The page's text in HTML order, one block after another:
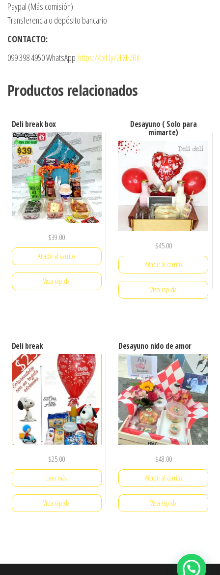
Paypal (Más comisión)
Transferencia o depósito bancario
CONTACTO:
099 398 4950 WhatsApp https://bit.ly/2FXHZRK
Productos relacionados
Deli break box
$39.00
Añadir al carrito
Vista rápida
Desayuno ( Solo para
mimarte)
$45.00
Añadir al carrito
Vista rápida
Deli break
$25.00
Leer más
Vista rápida
Desayuno nido de amor
$48.00
Añadir al carrito
Vista rápida